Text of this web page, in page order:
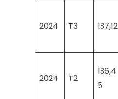
2024 T3 137,12
2024 T2
136,4
5